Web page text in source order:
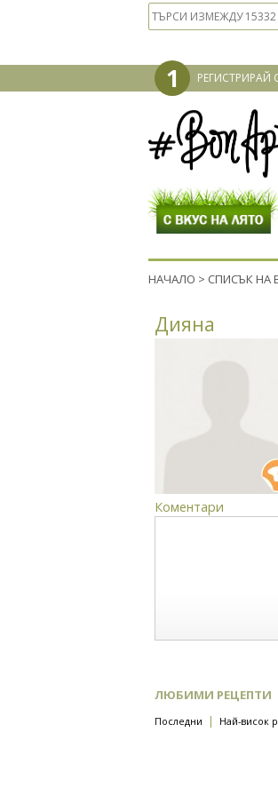
1 РЕГИСТРИРАЙ
НАЧАЛО > СПИСЪК НА
Дияна
Коментари
ЛЮБИМИ РЕЦЕПТИ
Последни | Най-висок